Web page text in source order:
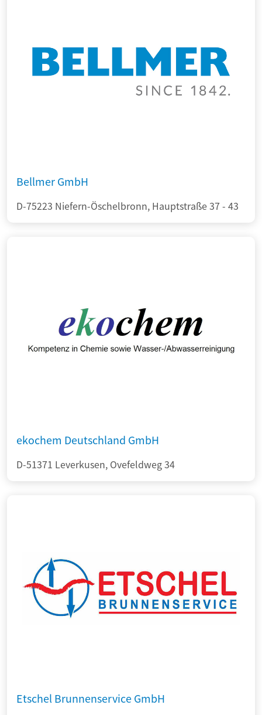
Bellmer GmbH
D-75223 Niefern-Öschelbronn, Hauptstraße 37 - 43
ekochem Deutschland GmbH
D-51371 Leverkusen, Ovefeldweg 34
Etschel Brunnenservice GmbH